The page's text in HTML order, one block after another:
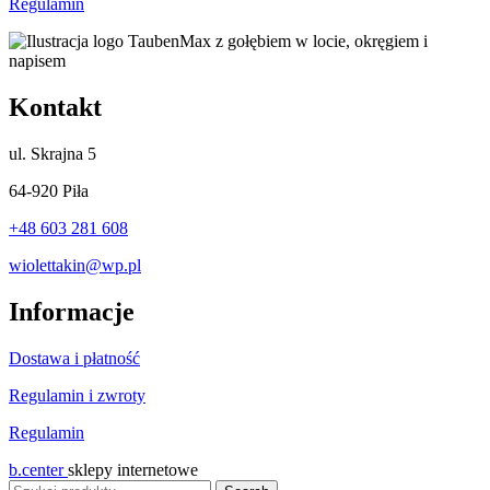
Regulamin
Kontakt
ul. Skrajna 5
64-920 Piła
+48 603 281 608
wiolettakin@wp.pl
Informacje
Dostawa i płatność
Regulamin i zwroty
Regulamin
b.centersklepy internetowe